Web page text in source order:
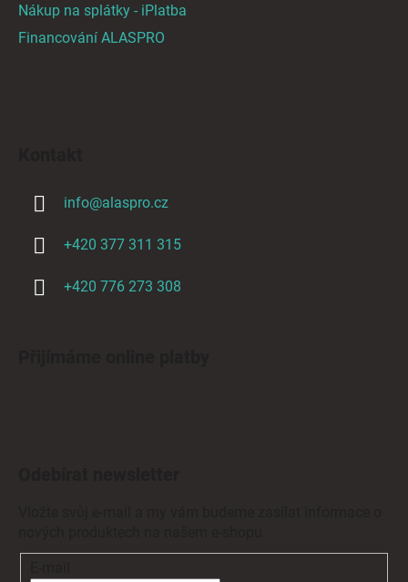
Nákup na splátky - iPlatba
Financování ALASPRO
info@alaspro.cz
+420 377 311 315
+420 776 273 308